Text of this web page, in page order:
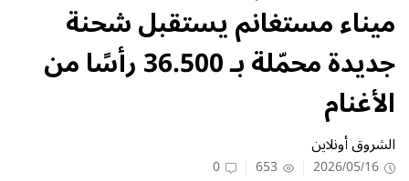
ميناء مستغانم يستقبل شحنة
جديدة محمّلة بـ 36.500 رأسًا من
الأغنام
الشروق أونلاين
2026/05/16
653
0